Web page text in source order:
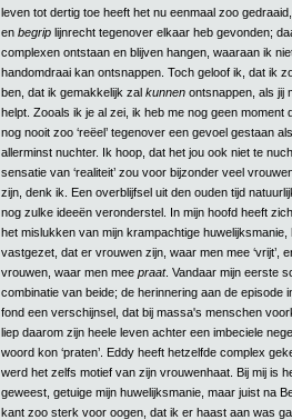
leven tot dertig toe heeft het nu eenmaal zoo
en begrip lijnrecht tegenover elkaar heb gevonden;
complexen ontstaan en blijven hangen, waaraan ik
handomdraai kan ontsnappen. Toch geloof ik, dat ik
ben, dat ik gemakkelijk zal kunnen ontsnappen, als jij
helpt. Zooals ik je al zei, ik heb me nog geen moment
nog nooit zoo ‘reëel’ tegenover een gevoel gestaan
allerminst nuchter. Ik hoop, dat het jou ook niet te
sensatie van ‘realiteit’ zou voor bijzonder veel
zijn, denk ik. Een overblijfsel uit den ouden tijd
nog zulke ideeën veronderstel. In mijn hoofd heeft
het mislukken van mijn krampachtige huwelijksmanie,
vastgezet, dat er vrouwen zijn, waar men mee ‘vrijt’,
vrouwen, waar men mee praat. Vandaar mijn eerste
combinatie van beide; de herinnering aan de episode
fond een verschijnsel, dat bij massa's menschen
liep daarom zijn heele leven achter een imbeciele
woord kon ‘praten’. Eddy heeft hetzelfde complex
werd het zelfs motief van zijn vrouwenhaat. Bij mij is
geweest, getuige mijn huwelijksmanie, maar juist na
kant zoo sterk voor oogen, dat ik er haast aan was